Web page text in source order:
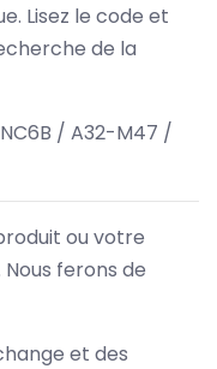
Lisez le code et
de la
/ A32-M47 /
ou votre
ferons de
et des